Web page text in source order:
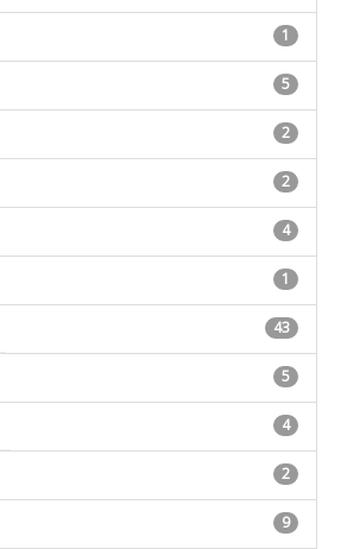
1
5
2
2
4
1
43
5
4
2
9